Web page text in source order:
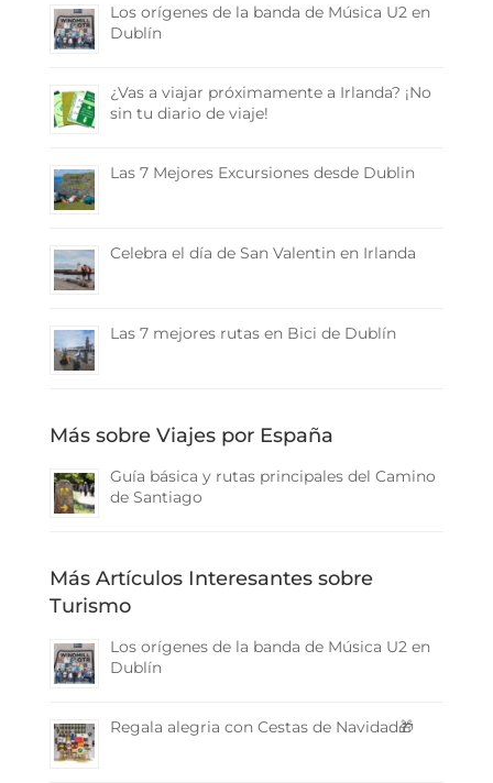
Los orígenes de la banda de Música U2 en
Dublín
¿Vas a viajar próximamente a Irlanda? ¡No
sin tu diario de viaje!
Las 7 Mejores Excursiones desde Dublin
Celebra el día de San Valentin en Irlanda
Las 7 mejores rutas en Bici de Dublín
Más sobre Viajes por España
Guía básica y rutas principales del Camino
de Santiago
Más Artículos Interesantes sobre
Turismo
Los orígenes de la banda de Música U2 en
Dublín
Regala alegria con Cestas de Navidad🎁